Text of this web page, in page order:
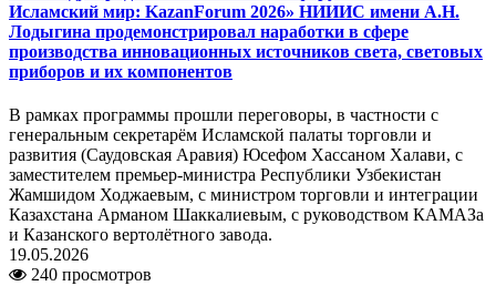
Исламский мир: KazanForum 2026» НИИИС имени А.Н.
Лодыгина продемонстрировал наработки в сфере
производства инновационных источников света, световых
приборов и их компонентов
В рамках программы прошли переговоры, в частности с
генеральным секретарём Исламской палаты торговли и
развития (Саудовская Аравия) Юсефом Хассаном Халави, с
заместителем премьер-министра Республики Узбекистан
Жамшидом Ходжаевым, с министром торговли и интеграции
Казахстана Арманом Шаккалиевым, с руководством КАМАЗа
и Казанского вертолётного завода.
19.05.2026
240 просмотров